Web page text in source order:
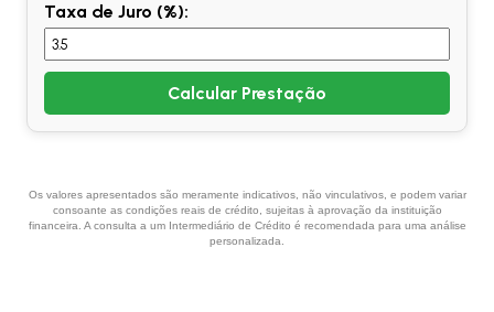
Taxa de Juro (%):
Calcular Prestação
Os valores apresentados são meramente indicativos, não vinculativos, e podem variar
consoante as condições reais de crédito, sujeitas à aprovação da instituição
financeira. A consulta a um Intermediário de Crédito é recomendada para uma análise
personalizada.